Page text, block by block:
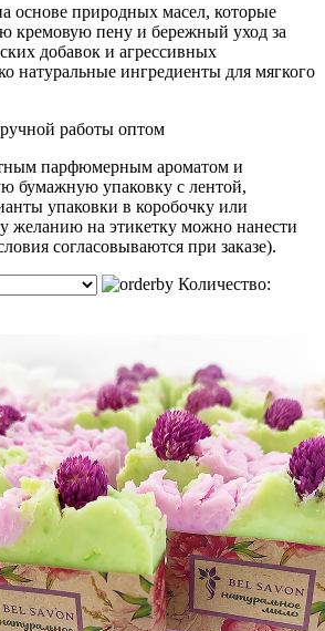
основе природных масел, которые
кремовую пену и бережный уход за
добавок и агрессивных
натуральные ингредиенты для мягкого
парфюмерным ароматом и
бумажную упаковку с лентой,
упаковки в коробочку или
желанию на этикетку можно нанести
согласовываются при заказе).
Количество: